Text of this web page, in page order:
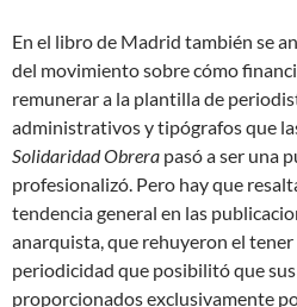
En el libro de Madrid también se
del movimiento sobre cómo
remunerar a la plantilla de
administrativos y tipógrafos que
Solidaridad Obrera pasó a ser una
profesionalizó. Pero hay que
tendencia general en las
anarquista, que rehuyeron el
periodicidad que posibilitó que
proporcionados exclusivamente